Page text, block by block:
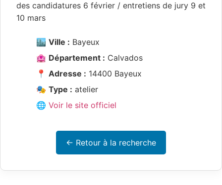
des candidatures 6 février / entretiens de jury 9 et
10 mars
🏙️ Ville : Bayeux
🏩 Département : Calvados
📍 Adresse : 14400 Bayeux
🎭 Type : atelier
🌐 Voir le site officiel
← Retour à la recherche